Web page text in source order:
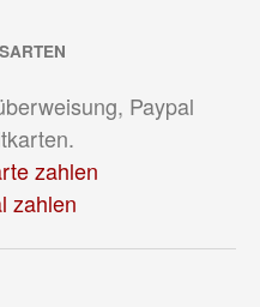
Paypal
zahlen
zahlen